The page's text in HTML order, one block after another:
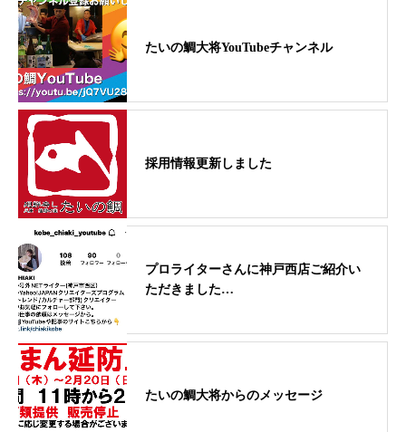
たいの鯛大将YouTubeチャンネル
採用情報更新しました
プロライターさんに神戸西店ご紹介い
ただきました…
たいの鯛大将からのメッセージ